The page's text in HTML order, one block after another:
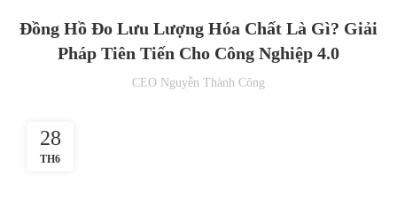
Đồng Hồ Đo Lưu Lượng Hóa Chất Là Gì? Giải
Pháp Tiên Tiến Cho Công Nghiệp 4.0
CEO Nguyễn Thành Công
28
TH6